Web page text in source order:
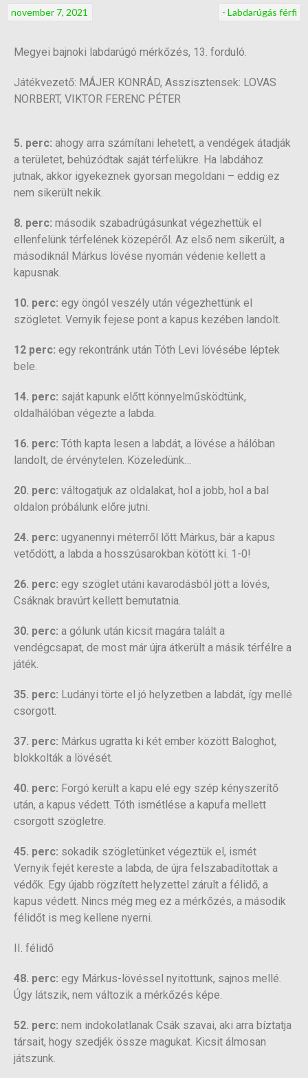
- Labdarúgás férfi
november 7, 2021
Megyei bajnoki labdarúgó mérkőzés, 13. forduló.
Játékvezető: MÁJER KONRÁD, Asszisztensek: LOVAS
NORBERT, VIKTOR FERENC PÉTER
5. perc: ahogy arra számítani lehetett, a vendégek átadják
a területet, behúzódtak saját térfelükre. Ha labdához
jutnak, akkor igyekeznek gyorsan megoldani – eddig ez
nem sikerült nekik.
8. perc: második szabadrúgásunkat végezhettük el
ellenfelünk térfelének közepéről. Az első nem sikerült, a
másodiknál Márkus lövése nyomán védenie kellett a
kapusnak.
10. perc: egy öngól veszély után végezhettünk el
szögletet. Vernyik fejese pont a kapus kezében landolt.
12 perc: egy rekontránk után Tóth Levi lövésébe léptek
bele.
14. perc: saját kapunk előtt könnyelműsködtünk,
oldalhálóban végezte a labda.
16. perc: Tóth kapta lesen a labdát, a lövése a hálóban
landolt, de érvénytelen. Közeledünk…
20. perc: váltogatjuk az oldalakat, hol a jobb, hol a bal
oldalon próbálunk előre jutni.
24. perc: ugyanennyi méterről lőtt Márkus, bár a kapus
vetődött, a labda a hosszúsarokban kötött ki. 1-0!
26. perc: egy szöglet utáni kavarodásból jött a lövés,
Csáknak bravúrt kellett bemutatnia.
30. perc: a gólunk után kicsit magára talált a
vendégcsapat, de most már újra átkerült a másik térfélre a
játék.
35. perc: Ludányi törte el jó helyzetben a labdát, így mellé
csorgott.
37. perc: Márkus ugratta ki két ember között Baloghot,
blokkolták a lövését.
40. perc: Forgó került a kapu elé egy szép kényszerítő
után, a kapus védett. Tóth ismétlése a kapufa mellett
csorgott szögletre.
45. perc: sokadik szögletünket végeztük el, ismét
Vernyik fejét kereste a labda, de újra felszabadítottak a
védők. Egy újabb rögzített helyzettel zárult a félidő, a
kapus védett. Nincs még meg ez a mérkőzés, a második
félidőt is meg kellene nyerni.
II. félidő
48. perc: egy Márkus-lövéssel nyitottunk, sajnos mellé.
Úgy látszik, nem változik a mérkőzés képe.
52. perc: nem indokolatlanak Csák szavai, aki arra bíztatja
társait, hogy szedjék össze magukat. Kicsit álmosan
játszunk.